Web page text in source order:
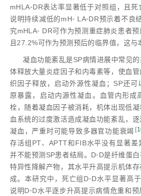
mHLA⁃DR表达率显著低于对照组，且死
说明持续减低的mH⁃ LA⁃DR预示着不良
究mHLA⁃ DR可作为预测重症肺炎患者预
且27.2%可作为预测预后的临界值，这与
凝血功能紊乱是SP病情进展中常见
体释放大量炎症因子和内毒素等，使血
织因子释放，启动外源性凝血；SP还可
原暴露，启动内源性凝血。血管内形成
栓，随着凝血因子被消耗，机体出现低
血系统的过度激活造成凝血功能紊乱，
凝血，严重时可能导致多器官功能衰竭 [
存活组PT、APTT和FIB水平没有显著差
并不能预测SP患者结局。D⁃D是纤维蛋
特异性降解产物，其水平升高提示机体
成。本研究中，死亡组D⁃D水平显著高
说明D⁃D水平逐步升高提示病情危重和